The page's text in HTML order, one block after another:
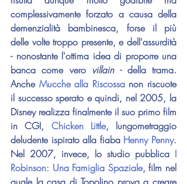
complessivamente forzato a causa della
demenzialità bambinesca, forse il più
delle volte troppo presente, e dell'assurdità
- nonostante l'ottima idea di proporre una
banca come vero villain - della trama.
Anche Mucche alla Riscossa non riscuote
il successo sperato e quindi, nel 2005, la
Disney realizza finalmente il suo primo film
in CGI, Chicken Little, lungometraggio
deludente ispirato alla fiaba Henny Penny.
Nel 2007, invece, lo studio pubblica I
Robinson: Una Famiglia Spaziale, film nel